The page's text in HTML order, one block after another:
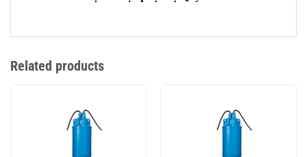
Related products